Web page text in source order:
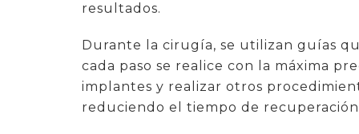
resultados.
Durante la cirugía, se utilizan guías
cada paso se realice con la máxima
implantes y realizar otros
reduciendo el tiempo de